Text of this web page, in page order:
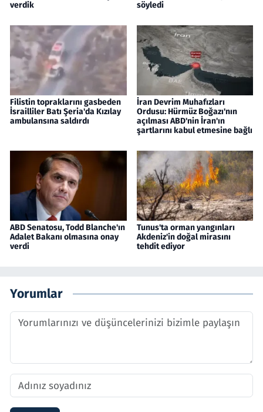
verdik
söyledi
Filistin topraklarını gasbeden
İsrailliler Batı Şeria'da Kızılay
ambulansına saldırdı
İran Devrim Muhafızları
Ordusu: Hürmüz Boğazı'nın
açılması ABD'nin İran'ın
şartlarını kabul etmesine bağlı
ABD Senatosu, Todd Blanche'ın
Adalet Bakanı olmasına onay
verdi
Tunus'ta orman yangınları
Akdeniz'in doğal mirasını
tehdit ediyor
Yorumlar